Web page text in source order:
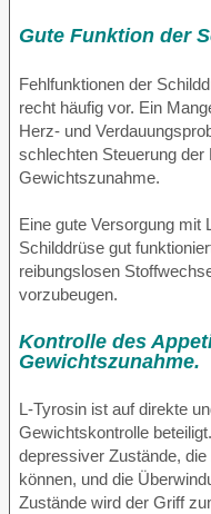
Gute Funktion der
Fehlfunktionen der
recht häufig vor. Ein
Herz- und
schlechten Steuerung
Gewichtszunahme.
Eine gute Versorgung mit
Schilddrüse gut
reibungslosen
vorzubeugen.
Kontrolle des
Gewichtszunahme.
L-Tyrosin ist auf direkte
Gewichtskontrolle
depressiver Zustände,
können, und die
Zustände wird der Griff